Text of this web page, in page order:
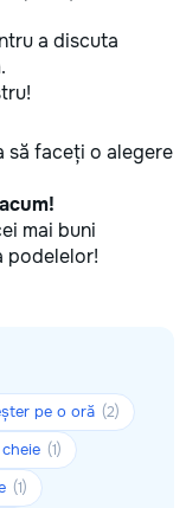
a discuta
să faceți o alegere
mai buni
podelelor!
pe o oră (2)
(1)
(1)